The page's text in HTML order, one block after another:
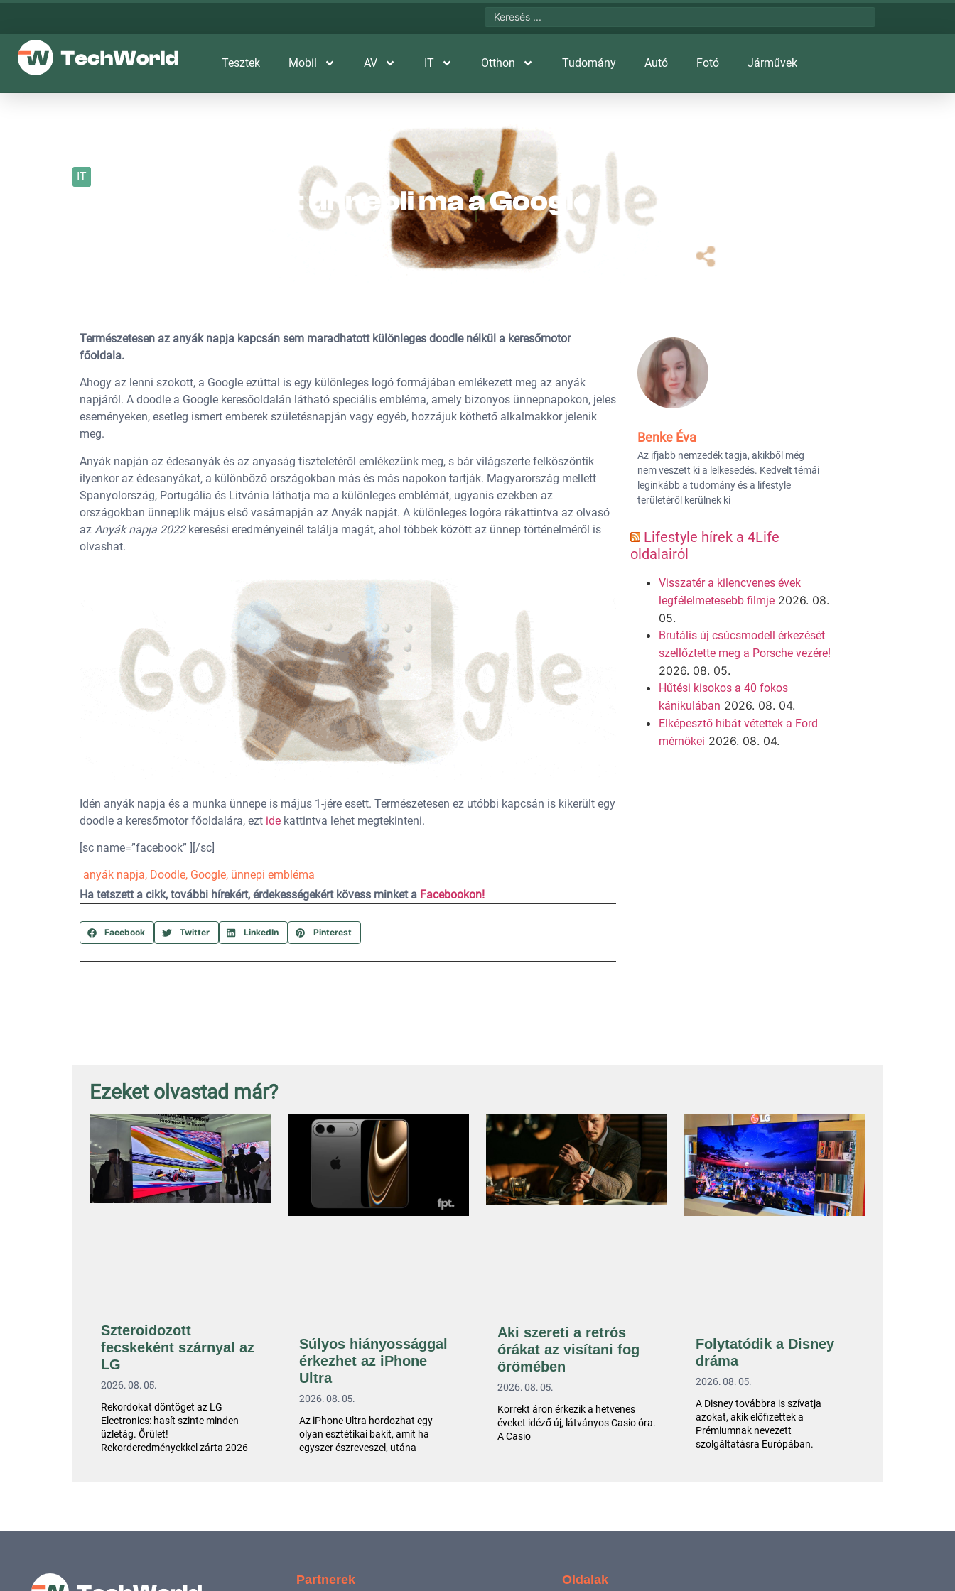
Tesztek Mobil AV IT Otthon Tudomány Autó Fotó Járművek
IT
Az édesanyákat ünnepli ma a Google
Természetesen az anyák napja kapcsán sem maradhatott különleges doodle nélkül a keresőmotor
főoldala.
Ahogy az lenni szokott, a Google ezúttal is egy különleges logó formájában emlékezett meg az anyák
napjáról. A doodle a Google keresőoldalán látható speciális embléma, amely bizonyos ünnepnapokon, jeles
eseményeken, esetleg ismert emberek születésnapján vagy egyéb, hozzájuk köthető alkalmakkor jelenik
meg.
Anyák napján az édesanyák és az anyaság tiszteletéről emlékezünk meg, s bár világszerte felköszöntik
ilyenkor az édesanyákat, a különböző országokban más és más napokon tartják. Magyarország mellett
Spanyolország, Portugália és Litvánia láthatja ma a különleges emblémát, ugyanis ezekben az
országokban ünneplik május első vasárnapján az Anyák napját. A különleges logóra rákattintva az olvasó
az Anyák napja 2022keresési eredményeinél találja magát, ahol többek között az ünnep történelméről is
olvashat.
Idén anyák napja és a munka ünnepe is május 1-jére esett. Természetesen ez utóbbi kapcsán is kikerült egy
doodle a keresőmotor főoldalára, ezt ide kattintva lehet megtekinteni.
[sc name=”facebook” ][/sc]
anyák napja, Doodle, Google, ünnepi embléma
Ha tetszett a cikk, további hírekért, érdekességekért kövess minket a Facebookon!
Facebook Twitter LinkedIn Pinterest
Benke Éva
Az ifjabb nemzedék tagja, akikből még
nem veszett ki a lelkesedés. Kedvelt témái
leginkább a tudomány és a lifestyle
területéről kerülnek ki
Lifestyle hírek a 4Life
oldalairól
Visszatér a kilencvenes évek
legfélelmetesebb filmje 2026. 08.
05.
Brutális új csúcsmodell érkezését
szellőztette meg a Porsche vezére!
2026. 08. 05.
Hűtési kisokos a 40 fokos
kánikulában 2026. 08. 04.
Elképesztő hibát vétettek a Ford
mérnökei 2026. 08. 04.
Ezeket olvastad már?
Szteroidozott
fecskeként szárnyal az
LG
2026. 08. 05.
Rekordokat döntöget az LG
Electronics: hasít szinte minden
üzletág. Őrület!
Rekorderedményekkel zárta 2026
Súlyos hiányossággal
érkezhet az iPhone
Ultra
2026. 08. 05.
Az iPhone Ultra hordozhat egy
olyan esztétikai bakit, amit ha
egyszer észreveszel, utána
Aki szereti a retrós
órákat az visítani fog
örömében
2026. 08. 05.
Korrekt áron érkezik a hetvenes
éveket idéző új, látványos Casio óra.
A Casio
Folytatódik a Disney
dráma
2026. 08. 05.
A Disney továbbra is szívatja
azokat, akik előfizettek a
Prémiumnak nevezett
szolgáltatásra Európában.
Partnerek Oldalak